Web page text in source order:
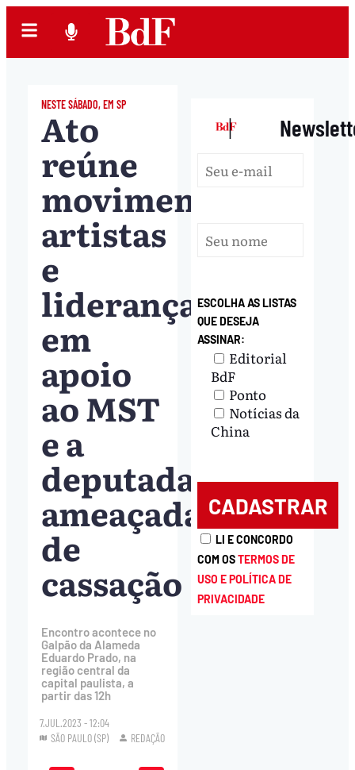
NESTE SÁBADO, EM SP
Ato
reúne
movimentos,
artistas
e
lideranças
em
apoio
ao MST
e a
deputadas
ameaçadas
de
cassação
Encontro acontece no
Galpão da Alameda
Eduardo Prado, na
região central da
capital paulista, a
partir das 12h
7.JUL.2023 - 12:04
SÃO PAULO (SP)
REDAÇÃO
|
ESCOLHA AS LISTAS
QUE DESEJA
ASSINAR:
Editorial
BdF
Ponto
Notícias da
China
LI E CONCORDO
COM OSTERMOS DE
USO E POLÍTICA DE
PRIVACIDADE